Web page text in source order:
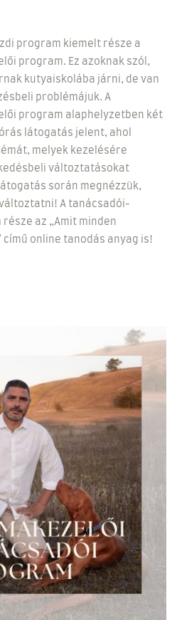
program kiemelt része a
program. Ez azoknak szól,
kutyaiskolába járni, de van
problémájuk. A
program alaphelyzetben két
látogatás jelent, ahol
melyek kezelésére
változtatásokat
során megnézzük,
A tanácsadói-
az „Amit minden
online tanodás anyag is!